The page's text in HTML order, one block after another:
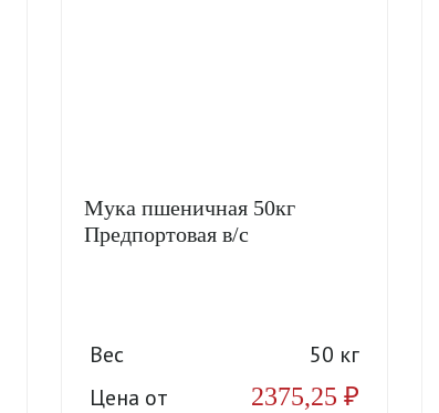
Мука пшеничная 50кг
Предпортовая в/с
Вес
50 кг
Цена от
2375,25 ₽